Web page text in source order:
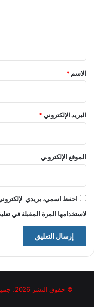
*
الاسم *
البريد الإلكتروني*
الموقع الإلكتروني
احفظ اسمي، بريدي
لاستخدامها المرة المقبلة في
© حقوق النشر 2026، جميع الحقوق محفوظة |